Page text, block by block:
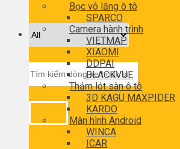
kiếm:
Bọc vô lăng ô tô
SPARCO
Camera hành trình
VIETMAP
XIAOMI
DDPAI
BLACKVUE
Thảm lót sàn ô tô
3D KAGU MAXPIDER
KARDO
Màn hình Android
WINCA
ICAR